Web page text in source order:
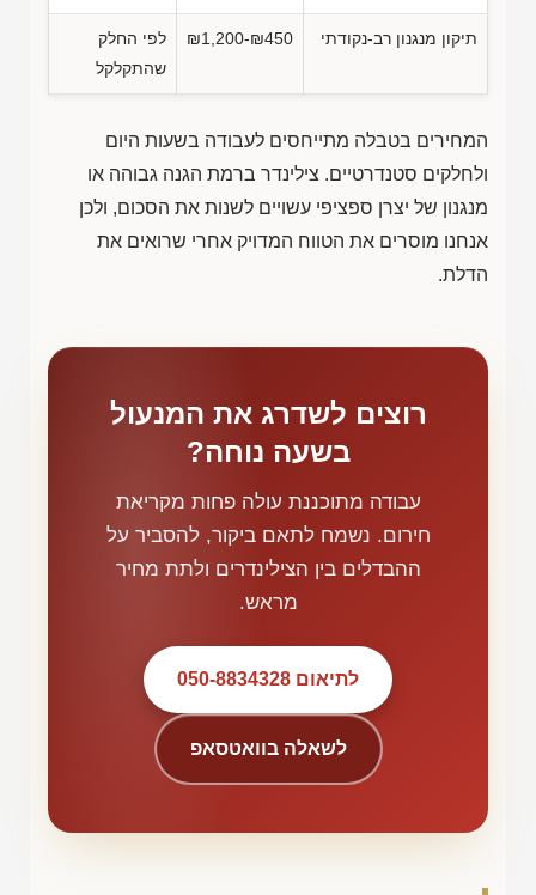
תיקון מנגנון רב-נקודתי ₪1,200-₪450
לפי החלק
שהתקלקל
המחירים בטבלה מתייחסים לעבודה בשעות היום
ולחלקים סטנדרטיים. צילינדר ברמת הגנה גבוהה או
מנגנון של יצרן ספציפי עשויים לשנות את הסכום, ולכן
אנחנו מוסרים את הטווח המדויק אחרי שרואים את
הדלת.
רוצים לשדרג את המנעול
בשעה נוחה?
עבודה מתוכננת עולה פחות מקריאת
חירום. נשמח לתאם ביקור, להסביר על
ההבדלים בין הצילינדרים ולתת מחיר
מראש.
לתיאום 050-8834328
לשאלה בוואטסאפ